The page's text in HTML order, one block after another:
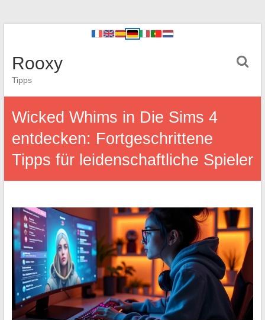
Rooxy
Tipps
Wicked Whims in Die Sims 4
entdecken: Fortgeschrittene
Tipps für leidenschaftliche Spieler